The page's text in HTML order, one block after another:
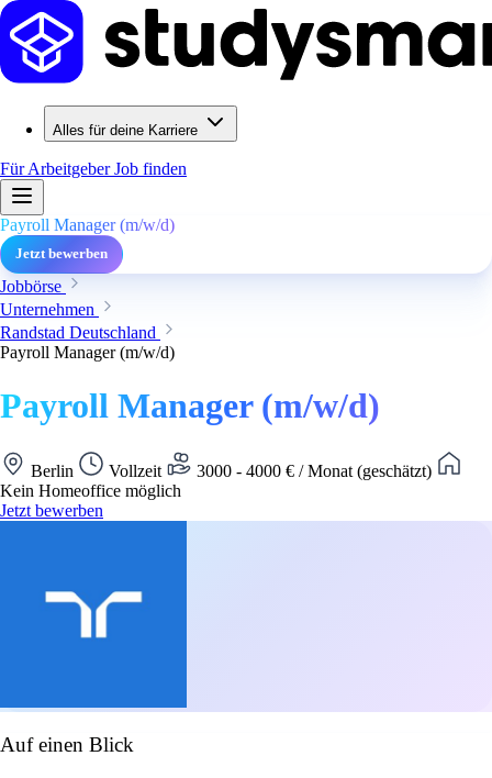
Alles für deine Karriere
Für ArbeitgeberJob finden
Payroll Manager (m/w/d)
Jetzt bewerben
Jobbörse
Unternehmen
Randstad Deutschland
Payroll Manager (m/w/d)
Payroll Manager (m/w/d)
Berlin Vollzeit
3000 - 4000 € / Monat (geschätzt)
Kein Homeoffice möglich
Jetzt bewerben
Auf einen Blick